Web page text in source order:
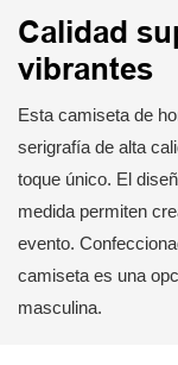
Calidad
vibrantes
Esta camiseta de
serigrafía de alta
toque único. El
medida permiten
evento.
camiseta es una
masculina.